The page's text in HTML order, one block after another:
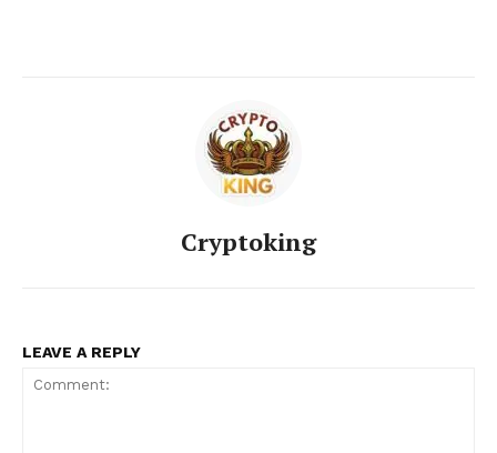
Cryptoking
LEAVE A REPLY